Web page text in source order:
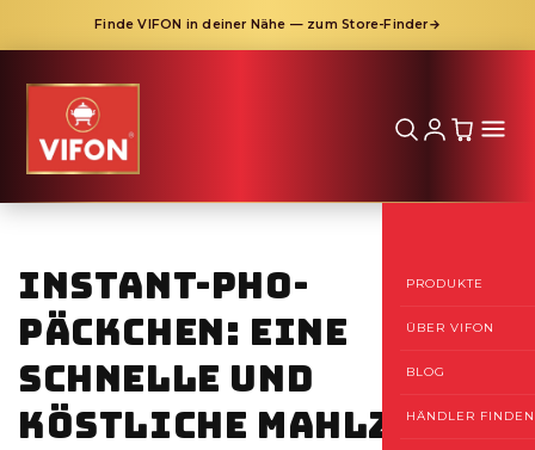
Direkt
Finde VIFON in deiner Nähe — zum Store-Finder→
PRODUKTE
ÜBER VIFON
BLOG
HÄNDLER FINDEN
Instant-Pho-
Päckchen: Eine
schnelle und
köstliche Mahlzeit